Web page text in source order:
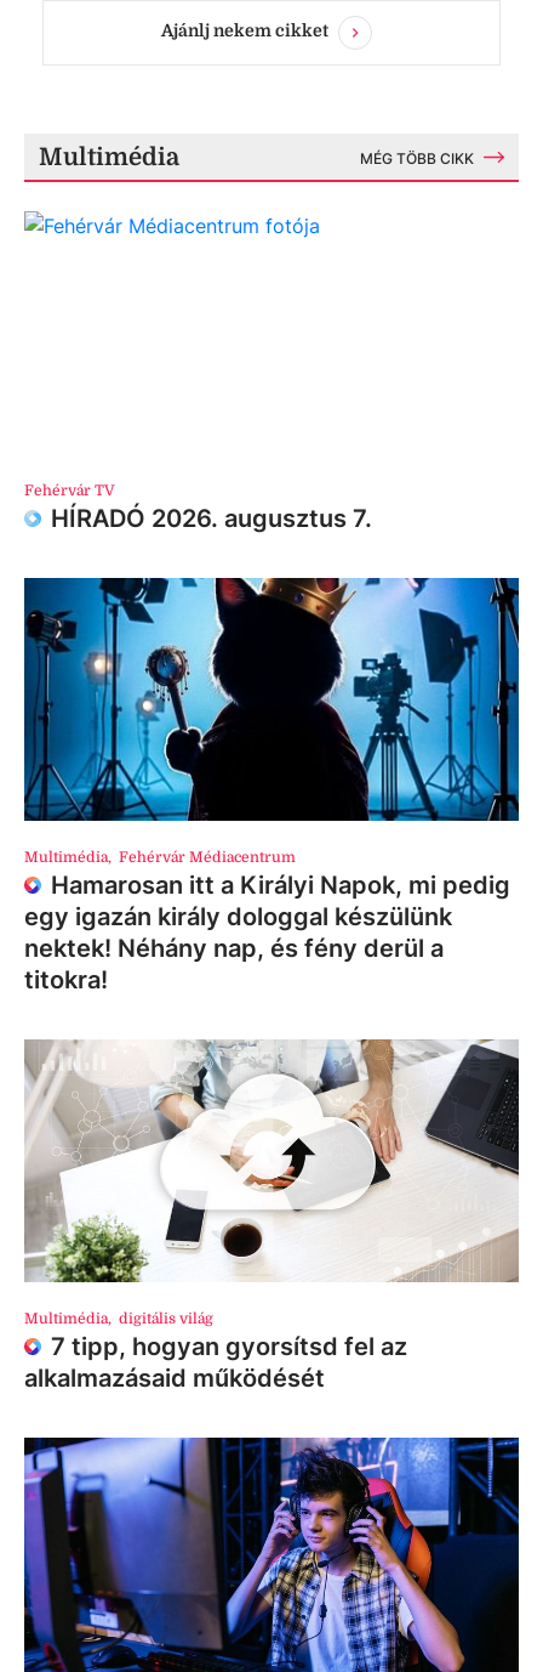
Ajánlj nekem cikket
Multimédia MÉG TÖBB CIKK
Fehérvár TV
HÍRADÓ 2026. augusztus 7.
Multimédia, Fehérvár Médiacentrum
Hamarosan itt a Királyi Napok, mi pedig
egy igazán király dologgal készülünk
nektek! Néhány nap, és fény derül a
titokra!
Multimédia, digitális világ
7 tipp, hogyan gyorsítsd fel az
alkalmazásaid működését